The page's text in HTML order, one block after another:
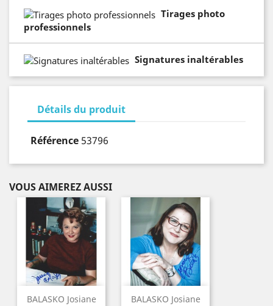
Tirages photo
professionnels
Signatures inaltérables
Détails du produit
Référence 53796
VOUS AIMEREZ AUSSI
BALASKO Josiane BALASKO Josiane